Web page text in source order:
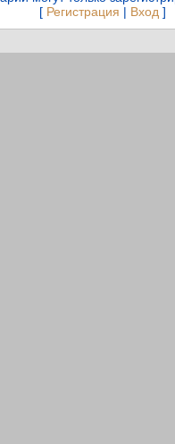
[ Регистрация | Вход ]